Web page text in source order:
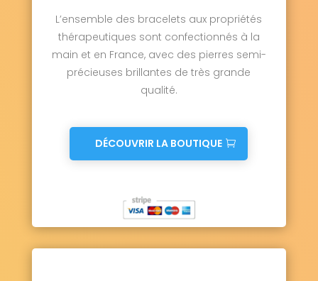
L’ensemble des bracelets aux propriétés
thérapeutiques sont confectionnés à la
main et en France, avec des pierres semi-
précieuses brillantes de très grande
qualité.
DÉCOUVRIR LA BOUTIQUE